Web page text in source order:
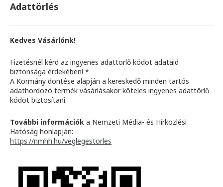
Adattörlés
Kedves Vásárlónk!
Fizetésnél kérd az ingyenes adattörlő kódot adataid
biztonsága érdekében! *
A Kormány döntése alapján a kereskedő minden tartós
adathordozó termék vásárlásakor köteles ingyenes adattörlő
kódot biztosítani.
További információk a Nemzeti Média- és Hírközlési
Hatóság honlapján:
https://nmhh.hu/veglegestorles